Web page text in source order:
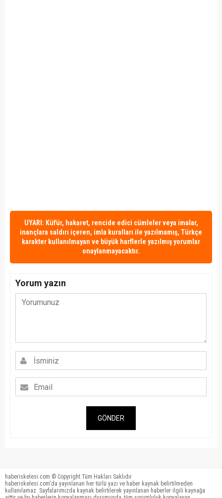
UYARI: Küfür, hakaret, rencide edici cümleler veya imalar,
inançlara saldırı içeren, imla kuralları ile yazılmamış, Türkçe
karakter kullanılmayan ve büyük harflerle yazılmış yorumlar
onaylanmayacaktır.
Yorum yazın
GÖNDER
haberiskelesi.com © Copyright Tüm Hakları Saklıdır
haberiskelesi.com'da yayınlanan her türlü yazı ve haber kaynak belirtilmeden
kullanılamaz. Sayfalarımızda kaynak belirtilerek yayınlanan haberler ilgili kaynağa